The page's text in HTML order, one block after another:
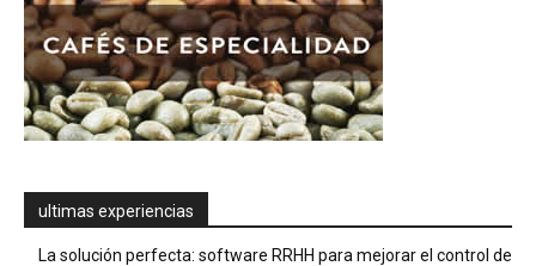
ultimas experiencias
La solución perfecta: software RRHH para mejorar el control de